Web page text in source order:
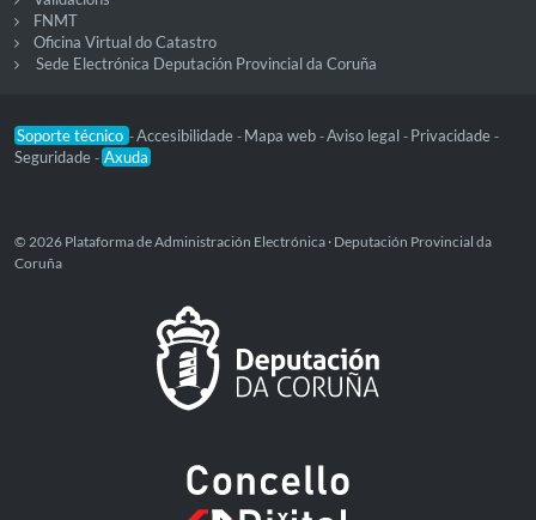
FNMT
Oficina Virtual do Catastro
Sede Electrónica Deputación Provincial da Coruña
Soporte técnico -Accesibilidade - Mapa web -Aviso legal - Privacidade -
Seguridade - Axuda
© 2026 Plataforma de Administración Electrónica · Deputación Provincial da
Coruña